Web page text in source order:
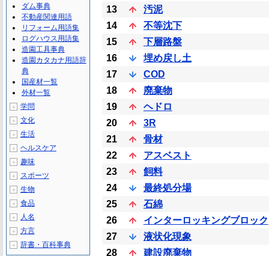
13
汚泥
14
不等沈下
15
下層路盤
16
埋め戻し土
17
COD
18
廃棄物
19
ヘドロ
20
3R
21
骨材
22
アスベスト
23
飼料
24
最終処分場
25
石綿
26
インターロッキングブロック
27
液状化現象
28
建設廃棄物
ダム事典
不動産関連用語
リフォーム用語集
ログハウス用語集
造園工具事典
造園カタカナ用語辞
典
国産材一覧
外材一覧
＋ 学問
＋ 文化
＋ 生活
＋ ヘルスケア
＋ 趣味
＋ スポーツ
＋ 生物
＋ 食品
＋ 人名
＋ 方言
＋ 辞書・百科事典